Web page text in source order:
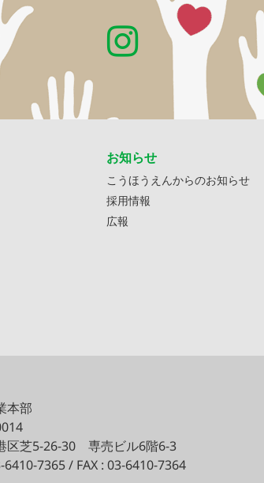
お知らせ
こうほうえんからのお知らせ
採用情報
広報
本部
区芝5-26-30 専売ビル6階6-3
6410-7365 / FAX : 03-6410-7364